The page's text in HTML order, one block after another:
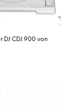
DJ CDJ 900 von